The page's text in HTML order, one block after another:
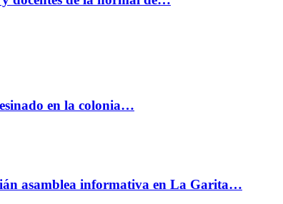
en la colonia…
asamblea informativa en La Garita…